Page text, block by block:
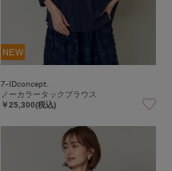
NEW
7-IDconcept.
ノーカラータックブラウス
￥25,300(税込)